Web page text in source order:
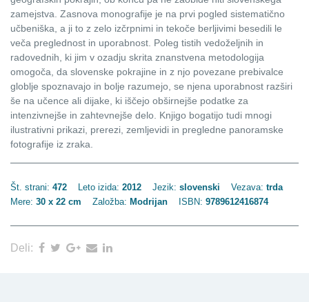
zamejstva. Zasnova monografije je na prvi pogled sistematično
učbeniška, a ji to z zelo izčrpnimi in tekoče berljivimi besedili le
veča preglednost in uporabnost. Poleg tistih vedoželjnih in
radovednih, ki jim v ozadju skrita znanstvena metodologija
omogoča, da slovenske pokrajine in z njo povezane prebivalce
globlje spoznavajo in bolje razumejo, se njena uporabnost razširi
še na učence ali dijake, ki iščejo obširnejše podatke za
intenzivnejše in zahtevnejše delo. Knjigo bogatijo tudi mnogi
ilustrativni prikazi, prerezi, zemljevidi in pregledne panoramske
fotografije iz zraka.
Št. strani: 472 Leto izida: 2012 Jezik: slovenski Vezava: trda
Mere: 30 x 22 cm Založba: Modrijan ISBN: 9789612416874
Deli: